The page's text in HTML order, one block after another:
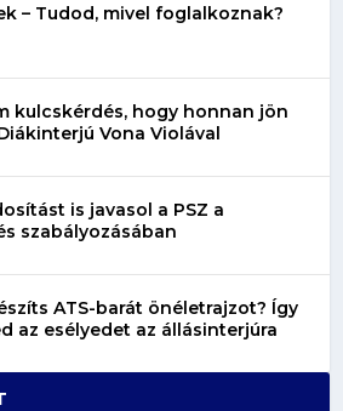
– Tudod, mivel foglalkoznak?
kulcskérdés, hogy honnan jön
Vona Violával
is javasol a PSZ a
szabályozásában
ATS-barát önéletrajzot? Így
az esélyedet az állásinterjúra